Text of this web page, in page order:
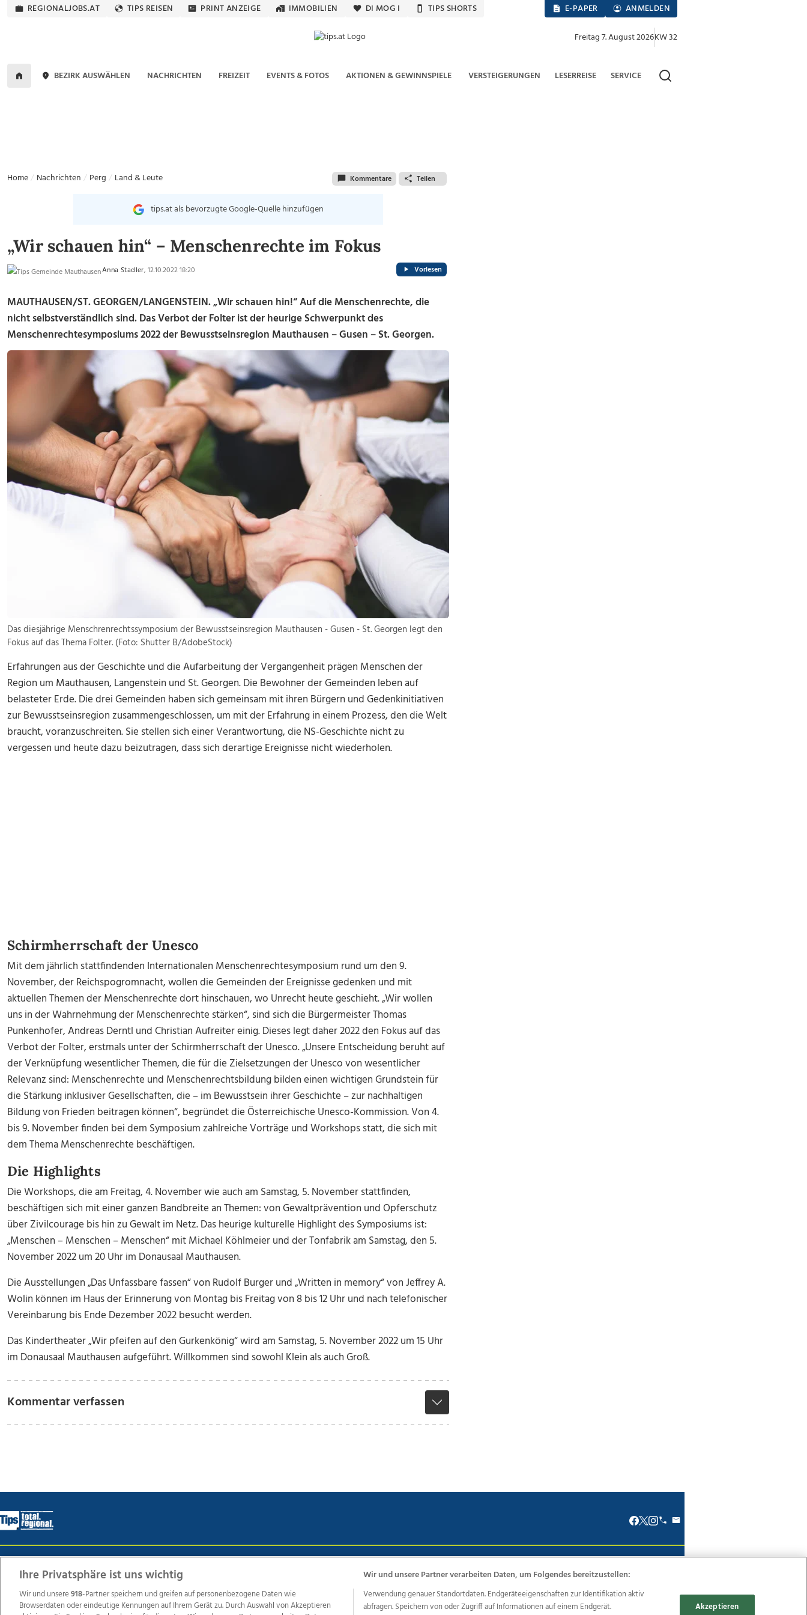
REGIONALJOBS.AT TIPS REISEN PRINT ANZEIGE IMMOBILIEN DI MOG I TIPS SHORTS E-PAPER ANMELDEN
Freitag 7. August 2026KW 32
BEZIRK AUSWÄHLEN NACHRICHTEN FREIZEIT EVENTS & FOTOS AKTIONEN & GEWINNSPIELE VERSTEIGERUNGEN LESERREISE SERVICE
Home Nachrichten Perg Land & Leute Kommentare Teilen
tips.at als bevorzugte Google-Quelle hinzufügen
„Wir schauen hin“ – Menschenrechte im Fokus
Anna Stadler, 12.10.2022 18:20 Vorlesen
MAUTHAUSEN/ST. GEORGEN/LANGENSTEIN. „Wir schauen hin!“ Auf die Menschenrechte, die
nicht selbstverständlich sind. Das Verbot der Folter ist der heurige Schwerpunkt des
Menschenrechtesymposiums 2022 der Bewusstseinsregion Mauthausen – Gusen – St. Georgen.
Das diesjährige Menschrenrechtssymposium der Bewusstseinsregion Mauthausen - Gusen - St. Georgen legt den
Fokus auf das Thema Folter. (Foto: Shutter B/AdobeStock)
Erfahrungen aus der Geschichte und die Aufarbeitung der Vergangenheit prägen Menschen der
Region um Mauthausen, Langenstein und St. Georgen. Die Bewohner der Gemeinden leben auf
belasteter Erde. Die drei Gemeinden haben sich gemeinsam mit ihren Bürgern und Gedenkinitiativen
zur Bewusstseinsregion zusammengeschlossen, um mit der Erfahrung in einem Prozess, den die Welt
braucht, voranzuschreiten. Sie stellen sich einer Verantwortung, die NS-Geschichte nicht zu
vergessen und heute dazu beizutragen, dass sich derartige Ereignisse nicht wiederholen.
Schirmherrschaft der Unesco
Mit dem jährlich stattfindenden Internationalen Menschenrechtesymposium rund um den 9.
November, der Reichspogromnacht, wollen die Gemeinden der Ereignisse gedenken und mit
aktuellen Themen der Menschenrechte dort hinschauen, wo Unrecht heute geschieht. „Wir wollen
uns in der Wahrnehmung der Menschenrechte stärken“, sind sich die Bürgermeister Thomas
Punkenhofer, Andreas Derntl und Christian Aufreiter einig. Dieses legt daher 2022 den Fokus auf das
Verbot der Folter, erstmals unter der Schirmherrschaft der Unesco. „Unsere Entscheidung beruht auf
der Verknüpfung wesentlicher Themen, die für die Zielsetzungen der Unesco von wesentlicher
Relevanz sind: Menschenrechte und Menschenrechtsbildung bilden einen wichtigen Grundstein für
die Stärkung inklusiver Gesellschaften, die – im Bewusstsein ihrer Geschichte – zur nachhaltigen
Bildung von Frieden beitragen können“, begründet die Österreichische Unesco-Kommission. Von 4.
bis 9. November finden bei dem Symposium zahlreiche Vorträge und Workshops statt, die sich mit
dem Thema Menschenrechte beschäftigen.
Die Highlights
Die Workshops, die am Freitag, 4. November wie auch am Samstag, 5. November stattfinden,
beschäftigen sich mit einer ganzen Bandbreite an Themen: von Gewaltprävention und Opferschutz
über Zivilcourage bis hin zu Gewalt im Netz. Das heurige kulturelle Highlight des Symposiums ist:
„Menschen – Menschen – Menschen“ mit Michael Köhlmeier und der Tonfabrik am Samstag, den 5.
November 2022 um 20 Uhr im Donausaal Mauthausen.
Die Ausstellungen „Das Unfassbare fassen“ von Rudolf Burger und „Written in memory“ von Jeffrey A.
Wolin können im Haus der Erinnerung von Montag bis Freitag von 8 bis 12 Uhr und nach telefonischer
Vereinbarung bis Ende Dezember 2022 besucht werden.
Das Kindertheater „Wir pfeifen auf den Gurkenkönig“ wird am Samstag, 5. November 2022 um 15 Uhr
im Donausaal Mauthausen aufgeführt. Willkommen sind sowohl Klein als auch Groß.
Kommentar verfassen
Wir über uns Mediadaten Kontakt AGB Anzeigekunden AGB Website Ehrenkodex Politische Werbung
Ihre Privatsphäre ist uns wichtig
Wir und unsere918-Partner speichern und greifen auf personenbezogene Daten wie
Browserdaten oder eindeutige Kennungen auf Ihrem Gerät zu. Durch Auswahl von Akzeptieren
Wir und unsere Partner verarbeiten Daten, um Folgendes bereitzustellen:
Verwendung genauer Standortdaten. Endgeräteeigenschaften zur Identifikation aktiv
abfragen. Speichern von oder Zugriff auf Informationen auf einem Endgerät.
Akzeptieren